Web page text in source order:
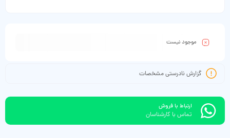
موجود نیست
گزارش نادرستی مشخصات
ارتباط با فروش
تماس با کارشناسان